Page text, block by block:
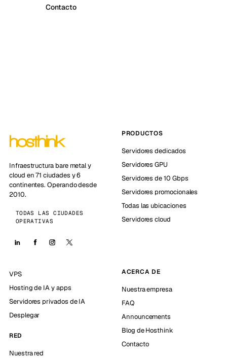
Contacto
Infraestructura bare metal y
cloud en 71 ciudades y 6
continentes. Operando desde
2010.
TODAS LAS CIUDADES
OPERATIVAS
PRODUCTOS
Servidores dedicados
Servidores GPU
Servidores de 10 Gbps
Servidores promocionales
Todas las ubicaciones
Servidores cloud
VPS
Hosting de IA y apps
Servidores privados de IA
Desplegar
RED
Nuestra red
ACERCA DE
Nuestra empresa
FAQ
Announcements
Blog de Hosthink
Contacto